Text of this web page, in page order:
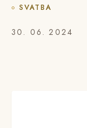
SVATBA
30. 06. 2024